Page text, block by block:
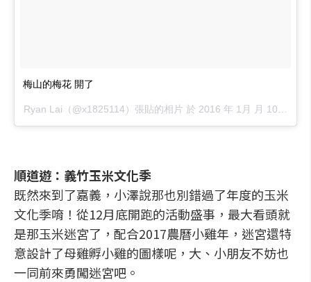
梅山的梅花 開了
Ryan Lai（@x1825114）張貼的相片 於 2016 年 1月 月 10 5:53下午 PST
順道遊：義竹玉米文化季
既然來到了嘉義，小澤說那也別錯過了年度的玉米
文化季唷！從12月底開跑的活動盛事，最大看頭就
是那玉米迷宮了，配合2017農曆小雞年，迷宮還特
意設計了母雞孵小雞的圖樣呢，大、小朋友不妨也
一同前來勇闖迷宮吧。